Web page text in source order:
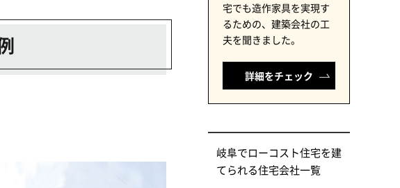
宅でも造作家具を実現す
るための、建築会社の工
夫を聞きました。
詳細をチェック
岐阜でローコスト住宅を建
てられる住宅会社一覧